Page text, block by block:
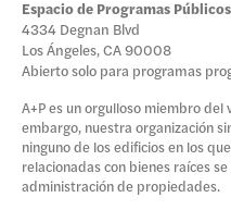
Espacio de Programas Públicos
4334 Degnan Blvd
Los Ángeles, CA 90008
Abierto solo para programas
A+P es un orgulloso miembro
embargo, nuestra organización
ninguno de los edificios en los
relacionadas con bienes raíces
administración de propiedades.